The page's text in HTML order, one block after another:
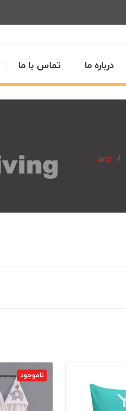
درباره ما تماس با ما
and
ناموجود